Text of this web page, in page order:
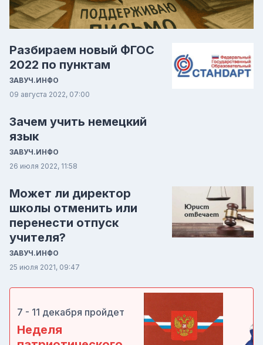
Разбираем новый ФГОС
2022 по пунктам
ЗАВУЧ.ИНФО
09 августа 2022, 07:00
Зачем учить немецкий
язык
ЗАВУЧ.ИНФО
26 июля 2022, 11:58
Может ли директор
школы отменить или
перенести отпуск
учителя?
ЗАВУЧ.ИНФО
25 июля 2021, 09:47
7 - 11 декабря пройдет
Неделя